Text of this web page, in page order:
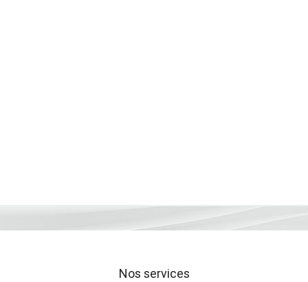
Nos services